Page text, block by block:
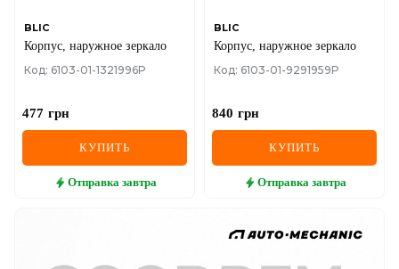
BLIC
Корпус, наружное зеркало
Код: 6103-01-1321996P
477 грн
КУПИТЬ
Отправка завтра
BLIC
Корпус, наружное зеркало
Код: 6103-01-9291959P
840 грн
КУПИТЬ
Отправка завтра